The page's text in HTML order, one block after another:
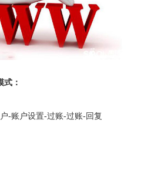
式：
-账户设置-过账-过账-回复